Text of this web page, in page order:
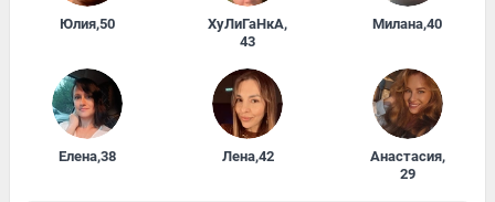
Юлия,50 ХуЛиГаНкА,
43
Милана,40
Елена,38 Лена,42 Анастасия,
29